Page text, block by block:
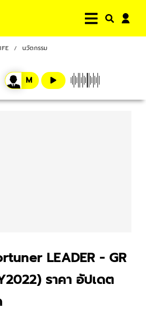
นวัตกรรม
LEADER - GR
ราคา อัปเดต